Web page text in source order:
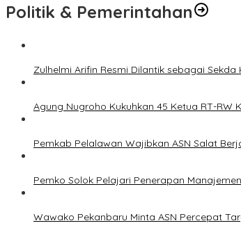
Politik & Pemerintahan
Zulhelmi Arifin Resmi Dilantik sebagai Sekda
Agung Nugroho Kukuhkan 45 Ketua RT-
Pemkab Pelalawan Wajibkan ASN Salat
Pemko Solok Pelajari Penerapan
Wawako Pekanbaru Minta ASN Percepat